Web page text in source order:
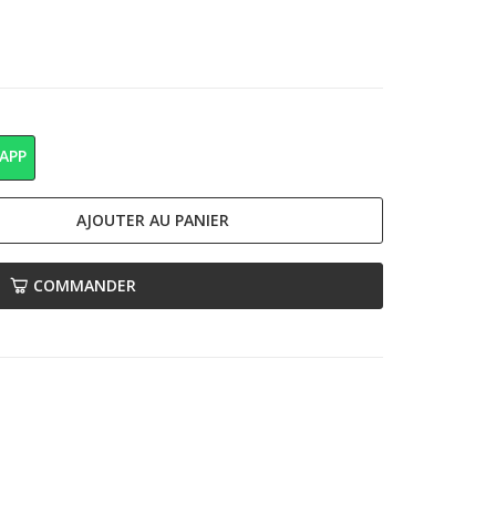
AJOUTER AU PANIER
COMMANDER